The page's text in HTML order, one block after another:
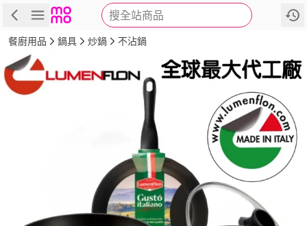
搜全站商品
商品 評價 詳情
餐廚用品 鍋具 炒鍋 不沾鍋